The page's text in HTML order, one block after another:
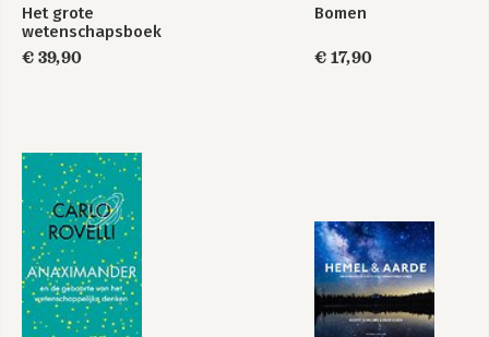
Het grote
wetenschapsboek
€ 39,90
Bomen
€ 17,90